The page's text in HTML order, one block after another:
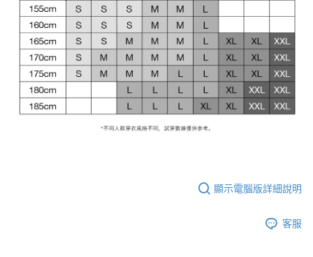
顯示電腦版詳細說明
客服